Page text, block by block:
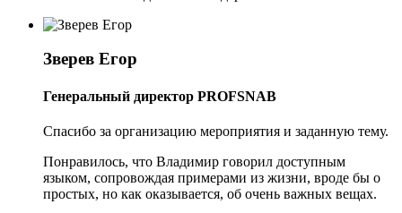
Зверев Егор
Генеральный директор PROFSNAB
Спасибо за организацию мероприятия и заданную тему.
Понравилось, что Владимир говорил доступным
языком, сопровождая примерами из жизни, вроде бы о
простых, но как оказывается, об очень важных вещах.